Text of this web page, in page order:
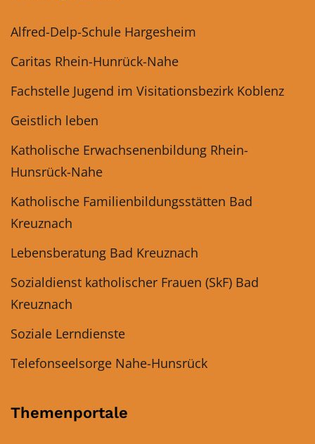
Alfred-Delp-Schule Hargesheim
Caritas Rhein-Hunrück-Nahe
Fachstelle Jugend im Visitationsbezirk Koblenz
Geistlich leben
Katholische Erwachsenenbildung Rhein-
Hunsrück-Nahe
Katholische Familienbildungsstätten Bad
Kreuznach
Lebensberatung Bad Kreuznach
Sozialdienst katholischer Frauen (SkF) Bad
Kreuznach
Soziale Lerndienste
Telefonseelsorge Nahe-Hunsrück
Themenportale